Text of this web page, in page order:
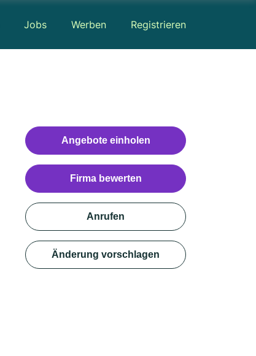
Jobs Werben Registrieren
Angebote einholen
Firma bewerten
Anrufen
Änderung vorschlagen